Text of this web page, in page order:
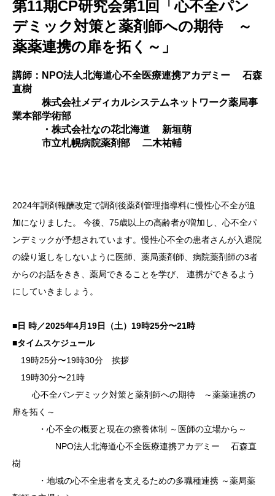
第11期CP研究会第1回「心不全パン
デミ ック対策と薬剤師への期待～
薬薬連携の扉を拓く～」
講師：N PO法人北海道心不全医療連携アカデミー 石森
直樹
株式会社メディカルシステムネットワーク薬局事
業本部学術部
・株式会社なの花北海道 新垣萌
市立札幌病院薬剤部 二木祐輔
2024年調剤報酬改定で調剤後薬剤管理指導料に慢性心不全が追
加になりました。 今後、75歳以上の高齢者が増加し、 心不全パ
ンデミックが予想されています。慢性心不全の患者さ んが入退院
の繰り返しをしないよう に医師、 薬局薬剤師、病院薬剤師の3者
からのお話をきき、薬局できることを学び、 連携ができ るよう
に していき ましょう 。
■日 時／2025年4月19日 （土）19時25分〜21時
■タイムスケジュール
19時25分〜19時30分 挨拶
19時30分〜21時
心不全パンデミ ック対策と薬剤師への期待 ～薬薬連携の
扉を拓く～
・心不全の概要と現在の療養体制 ～医師の立場から～
NPO法人北海道心不全医療連携アカデミー 石森直
樹
・地域の心不全患者を支えるための多職種連携 ～薬局薬